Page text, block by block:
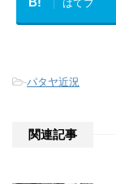
はてブ
-パタヤ近況
関連記事